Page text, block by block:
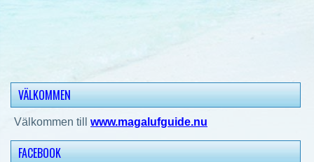
VÄLKOMMEN
Välkommen till www.magalufguide.nu
FACEBOOK